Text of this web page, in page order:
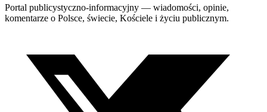
Portal publicystyczno-informacyjny — wiadomości, opinie,
komentarze o Polsce, świecie, Kościele i życiu publicznym.